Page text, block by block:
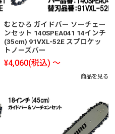
むとひろ ガイドバー ソーチェー
ンセット 140SPEA041 14インチ
(35cm) 91VXL-52E スプロケッ
トノーズバー
¥4,060(税込) ～
商品を見る